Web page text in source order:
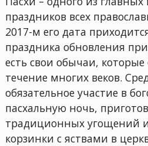
праздников всех
2017-м его дата
праздника обновления
есть свои обычаи,
течение многих веков.
обязательное участие в
пасхальную ночь,
традиционных угощений
корзинки с яствами в